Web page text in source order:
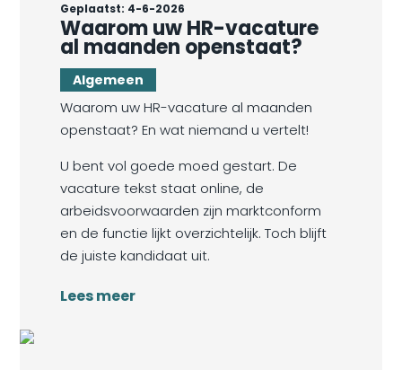
Geplaatst: 4-6-2026
Waarom uw HR-vacature
al maanden openstaat?
Algemeen
Waarom uw HR-vacature al maanden
openstaat? En wat niemand u vertelt!
U bent vol goede moed gestart. De
vacature tekst staat online, de
arbeidsvoorwaarden zijn marktconform
en de functie lijkt overzichtelijk. Toch blijft
de juiste kandidaat uit.
Lees meer